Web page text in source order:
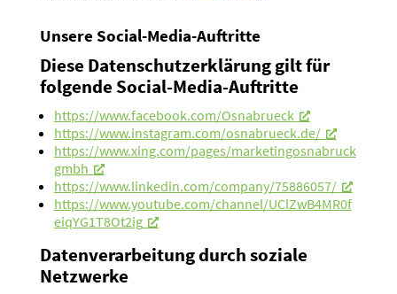
Unsere Social-Media-Auftritte
Diese Daten­schutz­er­klärung gilt für
folgende Social-Media-Auftritte
https://www.facebook.com/Osnabrueck
https://www.instagram.com/osnabrueck.de/
https://www.xing.com/pages/marketingosnabruck
gmbh
https://www.linkedin.com/company/75886057/
https://www.youtube.com/channel/UClZwB4MR0f
eiqYG1T8Ot2ig
Daten­ver­ar­beitung durch soziale
Netzwerke